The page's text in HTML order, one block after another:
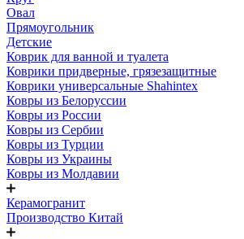
Овал
Прямоугольник
Детские
Коврик для ванной и туалета
Коврики придверные, грязезащитные
Коврики универсальные Shahintex
Ковры из Белоруссии
Ковры из России
Ковры из Сербии
Ковры из Турции
Ковры из Украины
Ковры из Молдавии
Керамогранит
Производство Китай